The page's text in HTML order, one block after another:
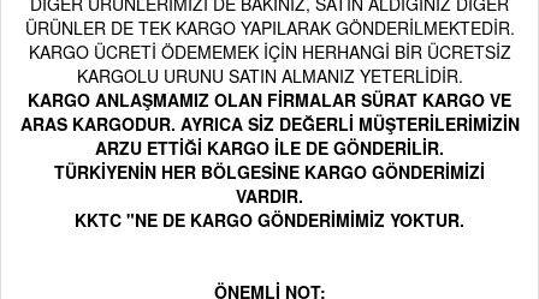
ÜRÜNLER DE TEK KARGO YAPILARAK GÖNDERİLMEKTEDİR.
KARGO ÜCRETİ ÖDEMEMEK İÇİN HERHANGİ BİR ÜCRETSİZ
KARGOLU URUNU SATIN ALMANIZ YETERLİDİR.
KARGO ANLAŞMAMIZ OLAN FİRMALAR SÜRAT KARGO VE
ARAS KARGODUR. AYRICA SİZ DEĞERLİ MÜŞTERİLERİMİZİN
ARZU ETTİĞİ KARGO İLE DE GÖNDERİLİR.
TÜRKİYENİN HER BÖLGESİNE KARGO GÖNDERİMİZİ
VARDIR.
KKTC "NE DE KARGO GÖNDERİMİMİZ YOKTUR.
ÖNEMLİ NOT: